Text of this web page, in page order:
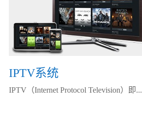
IPTV系统
IPTV（Internet Protocol Television）即...